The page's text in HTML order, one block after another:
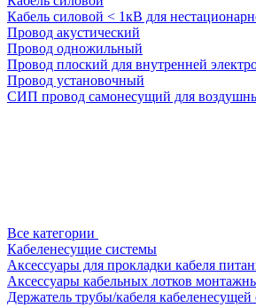
Кабель силовой < 1кВ для
Провод акустический
Провод одножильный
Провод плоский для внутренней
Провод установочный
СИП провод самонесущий для
Все категории
Кабеленесущие системы
Аксессуары для прокладки кабеля
Аксессуары кабельных лотков
Держатель трубы/кабеля